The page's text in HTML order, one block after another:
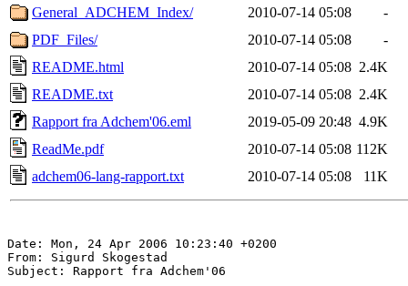
General_ADCHEM_Index/
2010-07-14 05:08
-
PDF_Files/
2010-07-14 05:08
-
README.html
2010-07-14 05:08 2.4K
README.txt
2010-07-14 05:08 2.4K
Rapport fra Adchem'06.eml
2019-05-09 20:48 4.9K
ReadMe.pdf
2010-07-14 05:08 112K
adchem06-lang-rapport.txt
2010-07-14 05:08 11K
Date: Mon, 24 Apr 2006 10:23:40 +0200
From: Sigurd Skogestad
Subject: Rapport fra Adchem'06